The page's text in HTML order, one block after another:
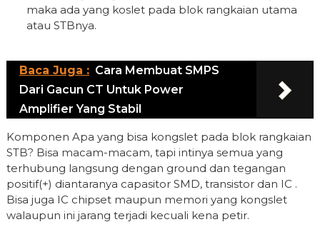
maka ada yang koslet pada blok rangkaian utama
atau STBnya.
Baca Juga : Cara Membuat SMPS
Dari Gacun CT Untuk Power
Amplifier Yang Stabil
Komponen Apa yang bisa kongslet pada blok rangkaian
STB? Bisa macam-macam, tapi intinya semua yang
terhubung langsung dengan ground dan tegangan
positif(+) diantaranya capasitor SMD, transistor dan IC .
Bisa juga IC chipset maupun memori yang kongslet
walaupun ini jarang terjadi kecuali kena petir.